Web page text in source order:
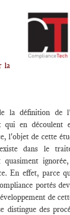
la
la définition de
qui en découlent
l'objet de cette
dans le
En effet, parce
portés
de
distingue des